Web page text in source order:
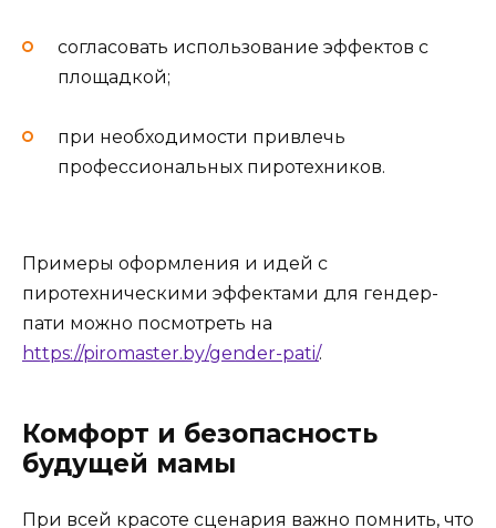
согласовать использование эффектов с
площадкой;
при необходимости привлечь
профессиональных пиротехников.
Примеры оформления и идей с
пиротехническими эффектами для гендер-
пати можно посмотреть на
https://piromaster.by/gender-pati/.
Комфорт и безопасность
будущей мамы
При всей красоте сценария важно помнить, что